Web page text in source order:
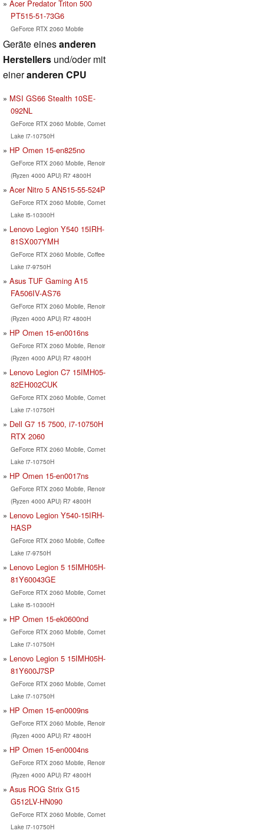
Acer Predator Triton 500
PT515-51-73G6
GeForce RTX 2060 Mobile
Geräte einesanderen
Herstellers und/oder mit
eineranderen CPU
MSI GS66 Stealth 10SE-
092NL
GeForce RTX 2060 Mobile, Comet
Lake i7-10750H
HP Omen 15-en825no
GeForce RTX 2060 Mobile, Renoir
(Ryzen 4000 APU) R7 4800H
Acer Nitro 5 AN515-55-524P
GeForce RTX 2060 Mobile, Comet
Lake i5-10300H
Lenovo Legion Y540 15IRH-
81SX007YMH
GeForce RTX 2060 Mobile, Coffee
Lake i7-9750H
Asus TUF Gaming A15
FA506IV-AS76
GeForce RTX 2060 Mobile, Renoir
(Ryzen 4000 APU) R7 4800H
HP Omen 15-en0016ns
GeForce RTX 2060 Mobile, Renoir
(Ryzen 4000 APU) R7 4800H
Lenovo Legion C7 15IMH05-
82EH002CUK
GeForce RTX 2060 Mobile, Comet
Lake i7-10750H
Dell G7 15 7500, i7-10750H
RTX 2060
GeForce RTX 2060 Mobile, Comet
Lake i7-10750H
HP Omen 15-en0017ns
GeForce RTX 2060 Mobile, Renoir
(Ryzen 4000 APU) R7 4800H
Lenovo Legion Y540-15IRH-
HASP
GeForce RTX 2060 Mobile, Coffee
Lake i7-9750H
Lenovo Legion 5 15IMH05H-
81Y60043GE
GeForce RTX 2060 Mobile, Comet
Lake i5-10300H
HP Omen 15-ek0600nd
GeForce RTX 2060 Mobile, Comet
Lake i7-10750H
Lenovo Legion 5 15IMH05H-
81Y600J7SP
GeForce RTX 2060 Mobile, Comet
Lake i7-10750H
HP Omen 15-en0009ns
GeForce RTX 2060 Mobile, Renoir
(Ryzen 4000 APU) R7 4800H
HP Omen 15-en0004ns
GeForce RTX 2060 Mobile, Renoir
(Ryzen 4000 APU) R7 4800H
Asus ROG Strix G15
G512LV-HN090
GeForce RTX 2060 Mobile, Comet
Lake i7-10750H